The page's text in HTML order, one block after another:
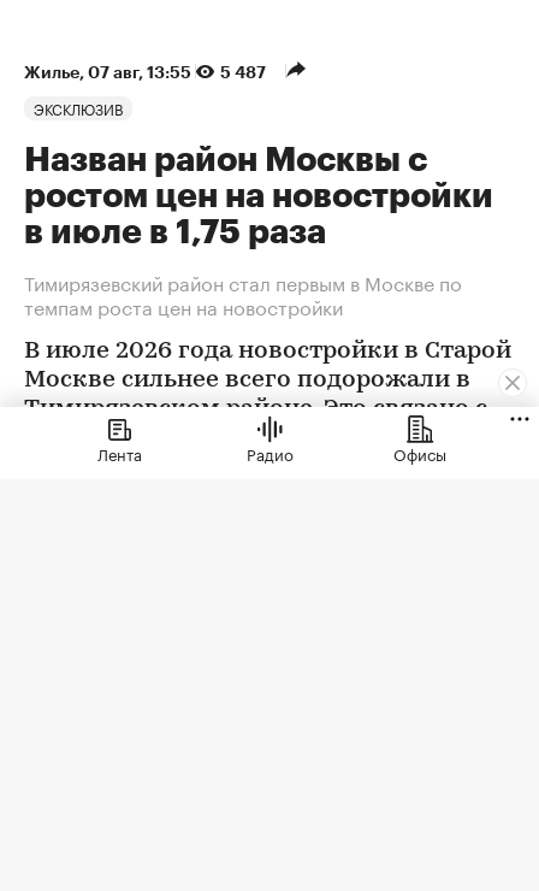
Жилье⁠, 07 авг, 13:55 5 487
ЭКСКЛЮЗИВ
Назван район Москвы с
ростом цен на новостройки
в июле в 1,75 раза
Тимирязевский район стал первым в Москве по
темпам роста цен на новостройки
В июле 2026 года новостройки в Старой
Москве сильнее всего подорожали в
Тимирязевском районе. Это связано с
появлением в экспозиции нового
проекта бизнес-класса
Лента Радио Офисы